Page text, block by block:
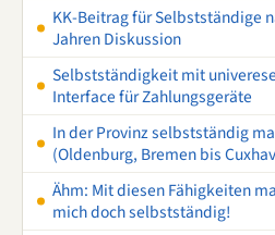
KK-Beitrag für Selbstständige
Jahren Diskussion
Selbstständigkeit mit
Interface für Zahlungsgeräte
In der Provinz selbstständig
(Oldenburg, Bremen bis
Ähm: Mit diesen Fähigkeiten
mich doch selbstständig!